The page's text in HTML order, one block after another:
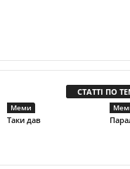
СТАТТІ ПО
Меми
Таки дав